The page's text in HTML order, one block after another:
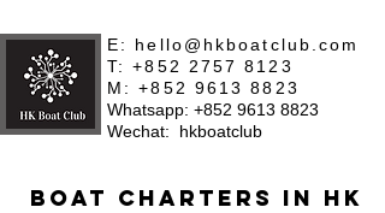
E: hello@hkboatclub.com
T: +852 2757 8123
M: +852 9613 8823
Whatsapp: +852 9613 8823
Wechat: hkboatclub
Boat Charters in HK